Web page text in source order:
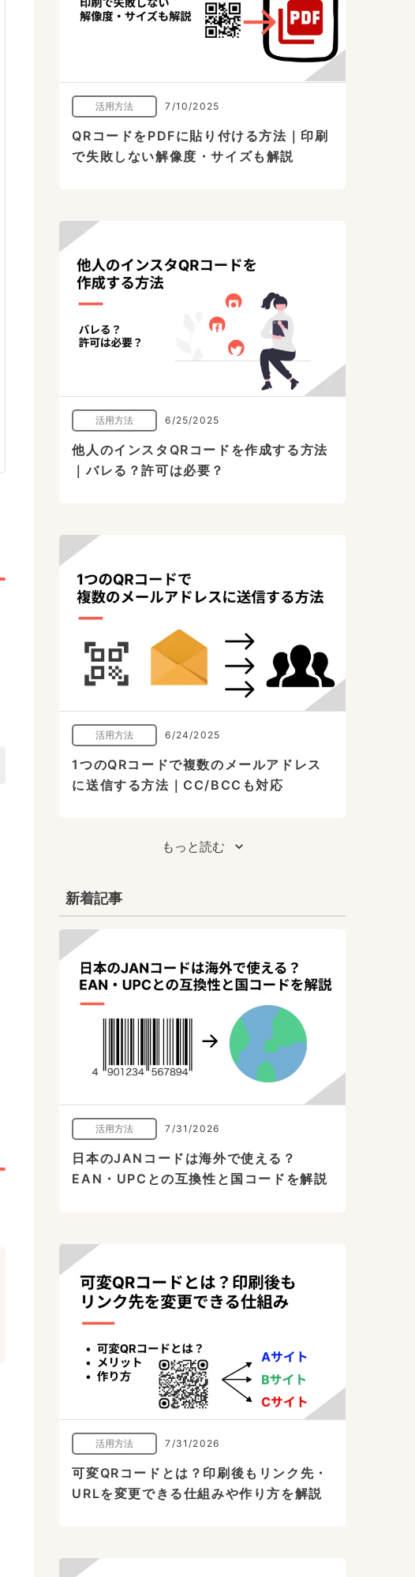
活用方法 7/10/2025
QRコードをPDFに貼り付ける方法｜印刷
で失敗しない解像度・サイズも解説
活用方法 6/25/2025
他人のインスタQRコードを作成する方法
｜バレる？許可は必要？
活用方法 6/24/2025
1つのQRコードで複数のメールアドレス
に送信する方法｜CC/BCCも対応
もっと読む
新着記事
活用方法 7/31/2026
日本のJANコードは海外で使える？
EAN・UPCとの互換性と国コードを解説
活用方法 7/31/2026
可変QRコードとは？印刷後もリンク先・
URLを変更できる仕組みや作り方を解説